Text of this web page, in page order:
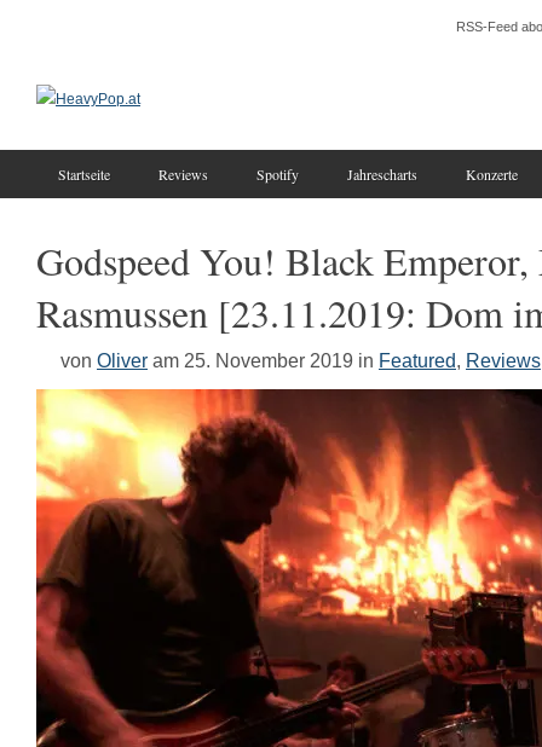
RSS-Feed
Startseite Reviews Spotify Jahrescharts Konzerte
Godspeed You! Black
Rasmussen [23.11.2019: Dom
von Oliver am 25. November 2019 in Featured, Reviews